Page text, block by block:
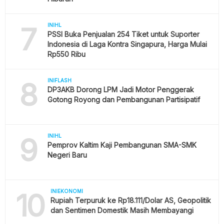
7 INIHL
PSSI Buka Penjualan 254 Tiket untuk Suporter
Indonesia di Laga Kontra Singapura, Harga Mulai
Rp550 Ribu
8 INIFLASH
DP3AKB Dorong LPM Jadi Motor Penggerak
Gotong Royong dan Pembangunan Partisipatif
9 INIHL
Pemprov Kaltim Kaji Pembangunan SMA-SMK
Negeri Baru
10 INIEKONOMI
Rupiah Terpuruk ke Rp18.111/Dolar AS, Geopolitik
dan Sentimen Domestik Masih Membayangi